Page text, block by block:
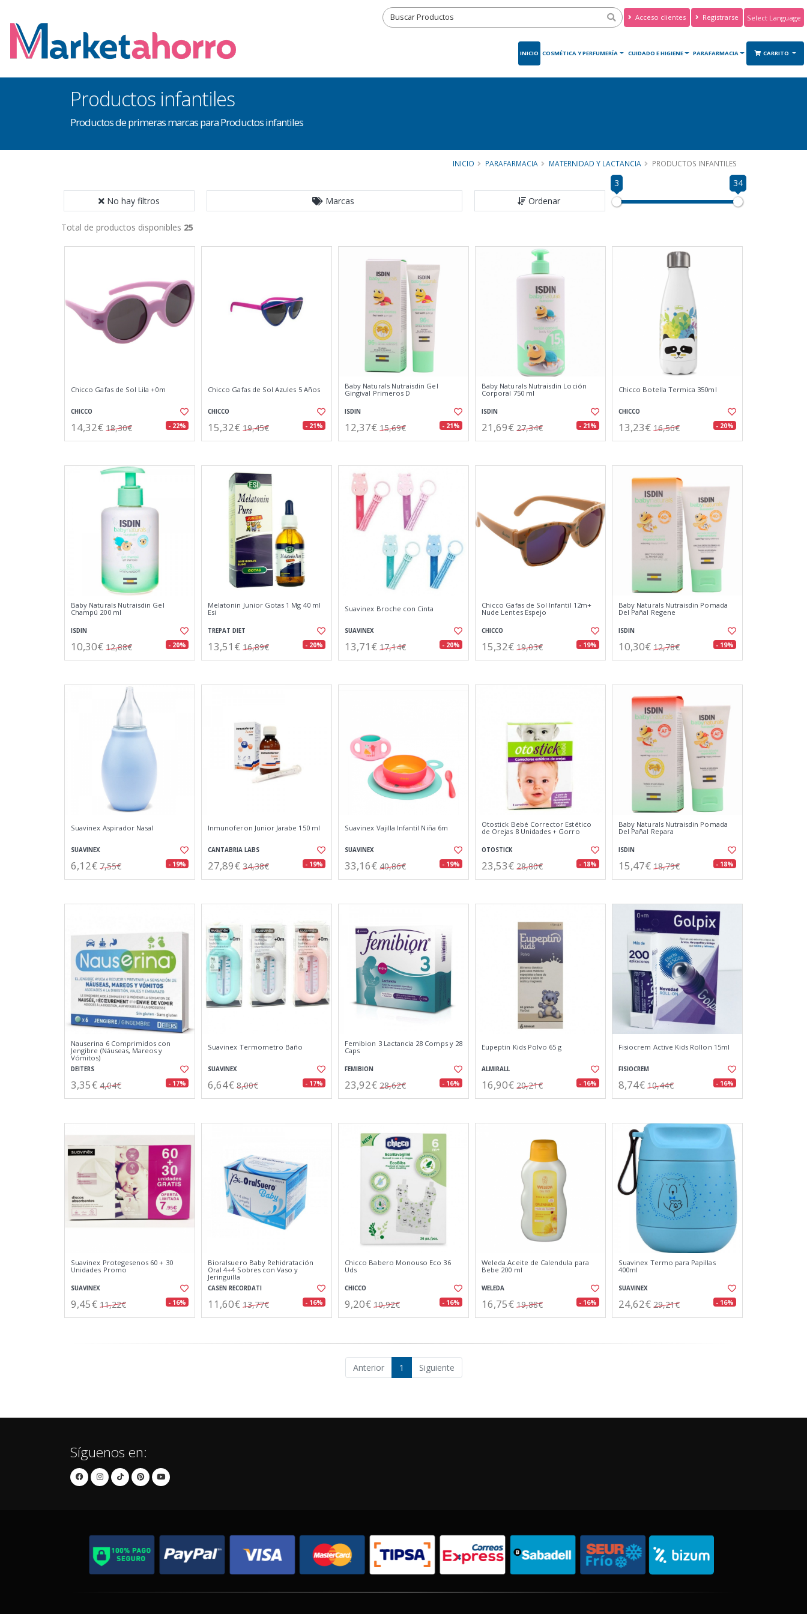
Acceso clientes Registrarse
Translate
INICIO COSMÉTICA Y PERFUMERÍA CUIDADO E HIGIENE PARAFARMACIA CARRITO
Productos infantiles
Productos de primeras marcas para Productos infantiles
INICIO PARAFARMACIA MATERNIDAD Y LACTANCIA PRODUCTOS INFANTILES
No hay filtros Marcas Ordenar
3 34
Total de productos disponibles 25
Chicco Gafas de Sol Lila +0m
CHICCO
14,32€ 18,30€ - 22%
Chicco Gafas de Sol Azules 5 Años
CHICCO
15,32€ 19,45€ - 21%
Baby Naturals Nutraisdin Gel
Gingival Primeros D
ISDIN
12,37€ 15,69€ - 21%
Baby Naturals Nutraisdin Loción
Corporal 750 ml
ISDIN
21,69€ 27,34€ - 21%
Chicco Botella Termica 350ml
CHICCO
13,23€ 16,56€ - 20%
Baby Naturals Nutraisdin Gel
Champú 200 ml
ISDIN
10,30€ 12,88€ - 20%
Melatonin Junior Gotas 1 Mg 40 ml
Esi
TREPAT DIET
13,51€ 16,89€ - 20%
Suavinex Broche con Cinta
SUAVINEX
13,71€ 17,14€ - 20%
Chicco Gafas de Sol Infantil 12m+
Nude Lentes Espejo
CHICCO
15,32€ 19,03€ - 19%
Baby Naturals Nutraisdin Pomada
Del Pañal Regene
ISDIN
10,30€ 12,78€ - 19%
Suavinex Aspirador Nasal
SUAVINEX
6,12€ 7,55€ - 19%
Inmunoferon Junior Jarabe 150 ml
CANTABRIA LABS
27,89€ 34,38€ - 19%
Suavinex Vajilla Infantil Niña 6m
SUAVINEX
33,16€ 40,86€ - 19%
Otostick Bebé Corrector Estético
de Orejas 8 Unidades + Gorro
OTOSTICK
23,53€ 28,80€ - 18%
Baby Naturals Nutraisdin Pomada
Del Pañal Repara
ISDIN
15,47€ 18,79€ - 18%
Nauserina 6 Comprimidos con
Jengibre (Náuseas, Mareos y
Vómitos)
DEITERS
3,35€ 4,04€ - 17%
Suavinex Termometro Baño
SUAVINEX
6,64€ 8,00€ - 17%
Femibion 3 Lactancia 28 Comps y 28
Caps
FEMIBION
23,92€ 28,62€ - 16%
Eupeptin Kids Polvo 65 g
ALMIRALL
16,90€ 20,21€ - 16%
Fisiocrem Active Kids Rollon 15ml
FISIOCREM
8,74€ 10,44€ - 16%
Suavinex Protegesenos 60 + 30
Unidades Promo
SUAVINEX
9,45€ 11,22€ - 16%
Bioralsuero Baby Rehidratación
Oral 4+4 Sobres con Vaso y
Jeringuilla
CASEN RECORDATI
11,60€ 13,77€ - 16%
Chicco Babero Monouso Eco 36
Uds
CHICCO
9,20€ 10,92€ - 16%
Weleda Aceite de Calendula para
Bebe 200 ml
WELEDA
16,75€ 19,88€ - 16%
Suavinex Termo para Papillas
400ml
SUAVINEX
24,62€ 29,21€ - 16%
Anterior 1 Siguiente
Síguenos en: